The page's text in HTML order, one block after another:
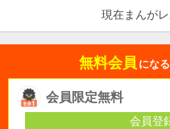
現在まんがレ
無料会員 にな
会員限定無料
会員登